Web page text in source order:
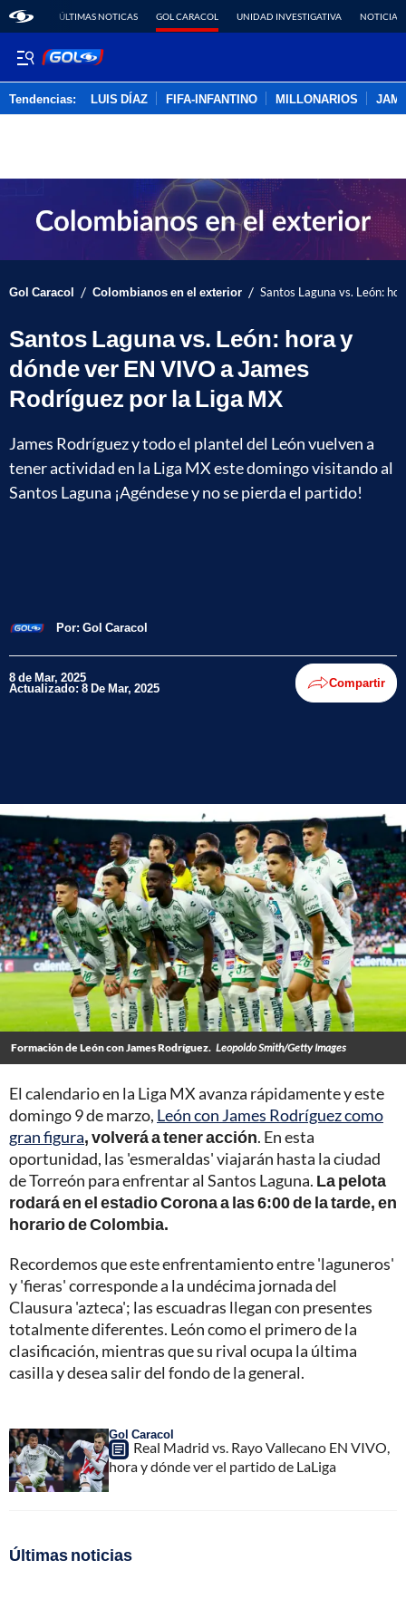
ÚLTIMAS NOTICAS GOL CARACOL UNIDAD INVESTIGATIVA NOTICIAS
Tendencias: LUIS DÍAZ FIFA-INFANTINO MILLONARIOS
Gol Caracol / Colombianos en el exterior / Santos Laguna vs. León:
Santos Laguna vs. León: hora y
dónde ver EN VIVO a James
Rodríguez por la Liga MX
James Rodríguez y todo el plantel del León vuelven a
tener actividad en la Liga MX este domingo visitando al
Santos Laguna ¡Agéndese y no se pierda el partido!
Por: Gol Caracol
8 de Mar, 2025
Actualizado: 8 De Mar, 2025 Compartir
Formación de León con James Rodríguez. Leopoldo Smith/Getty Images
El calendario en la Liga MX avanza rápidamente y este
domingo 9 de marzo, León con James Rodríguez como
gran figura, volverá a tener acción. En esta
oportunidad, las 'esmeraldas' viajarán hasta la ciudad
de Torreón para enfrentar al Santos Laguna. La pelota
rodará en el estadio Corona a las 6:00 de la tarde, en
horario de Colombia.
Recordemos que este enfrentamiento entre 'laguneros'
y 'fieras' corresponde a la undécima jornada del
Clausura 'azteca'; las escuadras llegan con presentes
totalmente diferentes. León como el primero de la
clasificación, mientras que su rival ocupa la última
casilla y desea salir del fondo de la general.
Gol Caracol
Real Madrid vs. Rayo Vallecano EN VIVO,
hora y dónde ver el partido de LaLiga
Últimas noticias